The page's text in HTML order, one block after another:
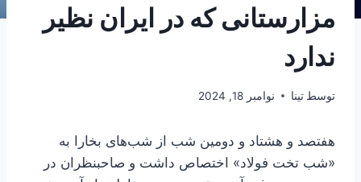
مزارستانی که در ایران نظیر
ندارد
توسط تینا نوامبر 18, 2024
هفتصد و هشتاد و دومین شب از شب­‌های بخارا به
«شب تخت فولاد» اختصاص داشت و صاحبنظران در